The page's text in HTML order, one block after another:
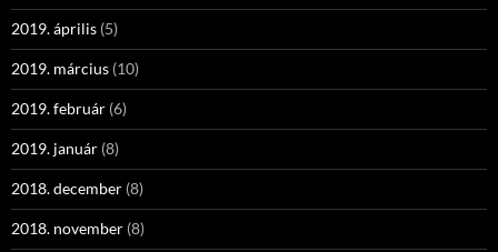
2019. április (5)
2019. március (10)
2019. február (6)
2019. január (8)
2018. december (8)
2018. november (8)